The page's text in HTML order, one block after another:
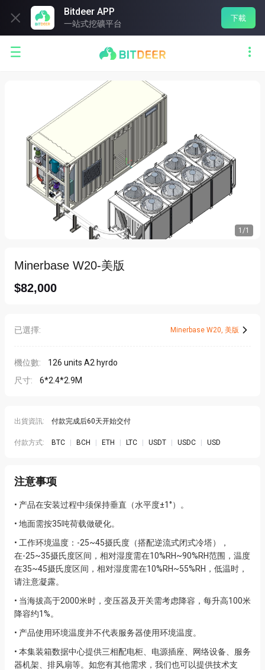

Bitdeer APP
一站式挖礦平台
下載
 
1 /1
Minerbase W20-美版
$82,000
已選擇: Minerbase W20, 美版
機位數:
126 units A2 hyrdo
尺寸:
6*2.4*2.9M
出貨資訊: 付款完成后60天开始交付
付款方式: BTC BCH ETH LTC USDT USDC USD
注意事项
• 产品在安装过程中须保持垂直（水平度±1°）。
• 地面需按35吨荷载做硬化。
• 工作环境温度：-25~45摄氏度（搭配逆流式闭式冷塔），
在-25~35摄氏度区间，相对湿度需在10%RH~90%RH范围，温度
在35~45摄氏度区间，相对湿度需在10%RH~55%RH，低温时，
请注意凝露。
• 当海拔高于2000米时，变压器及开关需考虑降容，每升高100米
降容约1%。
• 产品使用环境温度并不代表服务器使用环境温度。
• 本集装箱数据中心提供三相配电柜、电源插座、网络设备、服务
器机架、排风扇等。如您有其他需求，我们也可以提供技术支